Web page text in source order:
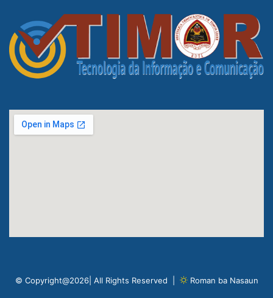
© Copyright@2026| All Rights Reserved | Roman ba Nasaun